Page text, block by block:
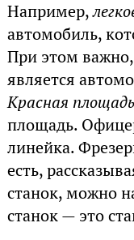
Например,
автомобиль,
При этом
является
Красная площадь
площадь.
линейка.
есть,
станок, можно
станок — это